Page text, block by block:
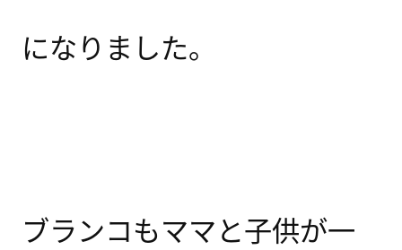
になりました。
ブランコもママと子供が一